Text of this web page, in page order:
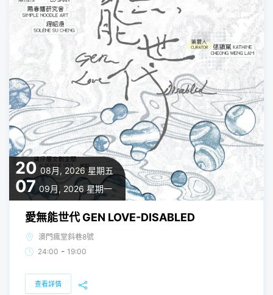
20 08月, 2026 星期五
07 09月, 2026 星期一
愛無能世代 GEN LOVE-DISABLED
澳門瘋堂斜巷8號
24:00 - 19:00
查看詳情